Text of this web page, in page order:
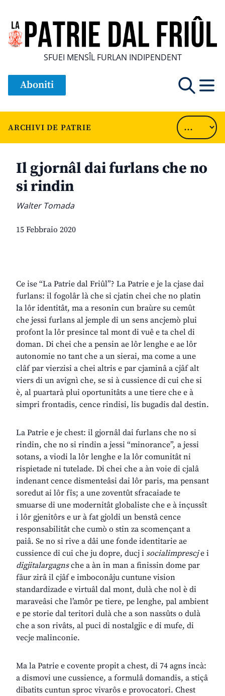
SFUEI MENSÎL FURLAN INDIPENDENT
Aboniti
ARCHIVI DE PATRIE
Il gjornâl dai furlans che no
si rindin
Walter Tomada
15 Febbraio 2020
Ce ise “La Patrie dal Friûl”? La Patrie e je la cjase dai
furlans: il fogolâr là che si cjatin chei che no platin
la lôr identitât, ma a resonin cun braùre su cemût
che jessi furlans al jemple di un sens ancjemò plui
profont la lôr presince tal mont di vuê e ta chel di
doman. Di chei che a pensin ae lôr lenghe e ae lôr
autonomie no tant che a un sierai, ma come a une
clâf par vierzisi a chei altris e par cjaminâ a cjâf alt
viers di un avignì che, se si à cussience di cui che si
è, al puartarà plui oportunitâts a une tiere che e à
simpri frontadis, cence rindisi, lis bugadis dal destin.
La Patrie e je chest: il gjornâl dai furlans che no si
rindin, che no si rindin a jessi “minorance”, a jessi
sotans, a viodi la lôr lenghe e la lôr comunitât ni
rispietade ni tutelade. Di chei che a àn voie di cjalâ
indenant cence dismenteâsi dai lôr paris, ma pensant
soredut ai lôr fîs; a une zoventût sfracaiade te
smuarse di une modernitât globaliste che e à inçussît
i lôr gjenitôrs e ur à fat gjoldi un benstâ cence
responsabilitât che cumò o stin za scomençant a
paiâ. Se no si rive a dâi une fonde identitarie ae
cussience di cui che ju dopre, ducj i socialimprescje i
digjitalargagnsche a àn in man a finissin dome par
fâur zirâ il cjâf e imboconâju cuntune vision
standardizade e virtuâl dal mont, dulà che nol è di
maraveâsi che l’amôr pe tiere, pe lenghe, pal ambient
e pe storie dal teritori dulà che a son nassûts o dulà
che a son rivâts, al puci di nostalgjic e di mufe, di
vecje malinconie.
Ma la Patrie e covente propit a chest, di 74 agns incà:
a dismovi une cussience, a formulâ domandis, a stiçâ
dibatits cuntun sproc vivarôs e provocatori. Chest